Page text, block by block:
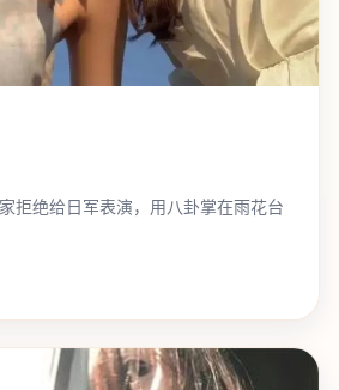
拒绝给日军表演，用八卦掌在雨花台